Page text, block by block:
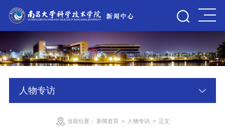
人物专访
当前位置： 新闻首页 > 人物专访> 正文